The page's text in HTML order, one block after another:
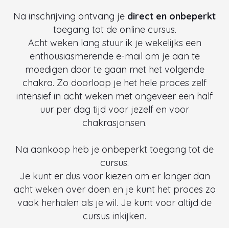
Na inschrijving ontvang je direct en onbeperkt
toegang tot de online cursus.
Acht weken lang stuur ik je wekelijks een
enthousiasmerende e-mail om je aan te
moedigen door te gaan met het volgende
chakra. Zo doorloop je het hele proces zelf
intensief in acht weken met ongeveer een half
uur per dag tijd voor jezelf en voor
chakrasjansen.
Na aankoop heb je onbeperkt toegang tot de
cursus.
Je kunt er dus voor kiezen om er langer dan
acht weken over doen en je kunt het proces zo
vaak herhalen als je wil. Je kunt voor altijd de
cursus inkijken.